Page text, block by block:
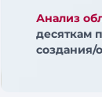
Анализ
десяткам
создания/